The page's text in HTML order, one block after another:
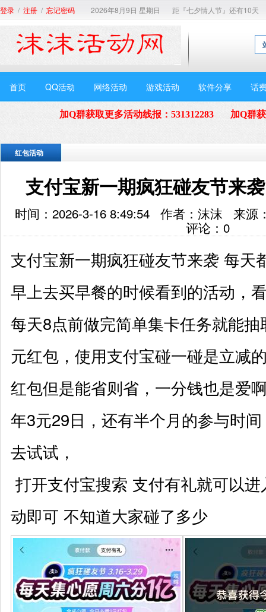
登录 / 注册 / 忘记密码 2026年8月9日 星期日 距『七夕情人节』还有10天
首页 QQ活动 网络活动 游戏活动 软件分享 话
加Q群获取更多活动线报 ： 531312283 加Q群
红包活动
支付宝新一期疯狂碰友节来
时间：2026-3-16 8:49:54 作者：沫沫 来源
评论： 0
支付宝新一期疯狂碰友节来袭 每天
早上去买早餐的时候看到的活动，
每天8点前做完简单集卡任务就能
元红包，使用支付宝碰一碰是立减
红包但是能省则省，一分钱也是爱
年3元29日，还有半个月的参与时
去试试，
打开支付宝搜索 支付有礼就可以
动即可 不知道大家碰了多少